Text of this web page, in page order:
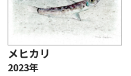
メヒカリ
2023年